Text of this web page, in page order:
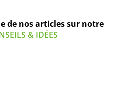
de nos articles sur notre
& IDÉES